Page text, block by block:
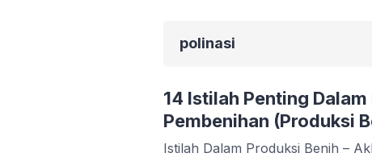
polinasi
14 Istilah Penting Dalam
Pembenihan (Produksi
Istilah Dalam Produksi Benih –